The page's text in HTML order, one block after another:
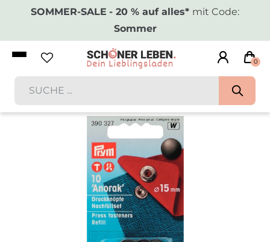
SOMMER-SALE - 20 % auf alles* mit Code:
Sommer
0